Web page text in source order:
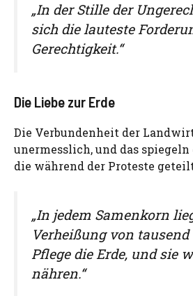
„In der Stille der
sich die lauteste
Gerechtigkeit.“
Die Liebe zur Erde
Die Verbundenheit der
unermesslich, und das
die während der Proteste
„In jedem Samenkorn
Verheißung von
Pflege die Erde, und sie
nähren.“